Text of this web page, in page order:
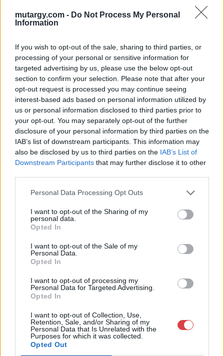
mutargy.com - Do Not Process My Personal
Information
If you wish to opt-out of the sale, sharing to third parties, or
processing of your personal or sensitive information for
targeted advertising by us, please use the below opt-out
section to confirm your selection. Please note that after your
opt-out request is processed you may continue seeing
interest-based ads based on personal information utilized by
us or personal information disclosed to third parties prior to
your opt-out. You may separately opt-out of the further
disclosure of your personal information by third parties on the
IAB’s list of downstream participants. This information may
also be disclosed by us to third parties on the IAB’s List of
Downstream Participants that may further disclose it to other
Personal Data Processing Opt Outs
I want to opt-out of the Sharing of my
personal data.
Opted In
I want to opt-out of the Sale of my
Personal Data.
Opted In
I want to opt-out of processing my
Personal Data for Targeted Advertising.
Opted In
I want to opt-out of Collection, Use,
Retention, Sale, and/or Sharing of my
Personal Data that Is Unrelated with the
Purposes for which it was collected.
Opted Out
Aukció dátuma: 2024.12.15
Aukció ideje: 20:00
Tételszám: 15
Eladó adatai
Eladó: KÉPEZŐ Galéria
Cím: Keleti Károly utca 13/A
Budapest
1024
Nyitvatartás: Kedd-péntek 12:00-
18:00 óra között
Weboldal:
GALÉRIA TOVÁBBI MŰTÁRGYAI
KAPCSOLÓDÓ MŰTÁRGYAK